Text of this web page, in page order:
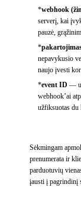
*webhook
serverį, kai
pauzė,
*
nepavykusio
naujo įvesti
*event ID —
webhook’ai
užfiksuotas du
Sėkmingam
prenumerata ir
parduotuvių
įausti į pagrindinį